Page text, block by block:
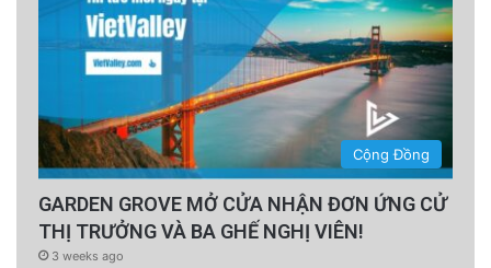
Cộng Đồng
GARDEN GROVE MỞ CỬA NHẬN ĐƠN ỨNG CỬ
THỊ TRƯỞNG VÀ BA GHẾ NGHỊ VIÊN!
3 weeks ago